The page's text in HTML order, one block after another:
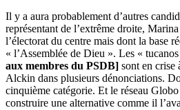
Il y a aura probablement d’autres
représentant de l’extrême droite,
l’électorat du centre mais dont la base
« l’Assemblée de Dieu ». Les «
aux membres du PSDB] sont en crise
Alckin dans plusieurs dénonciations.
cinquième catégorie. Et le réseau Globo
construire une alternative comme il